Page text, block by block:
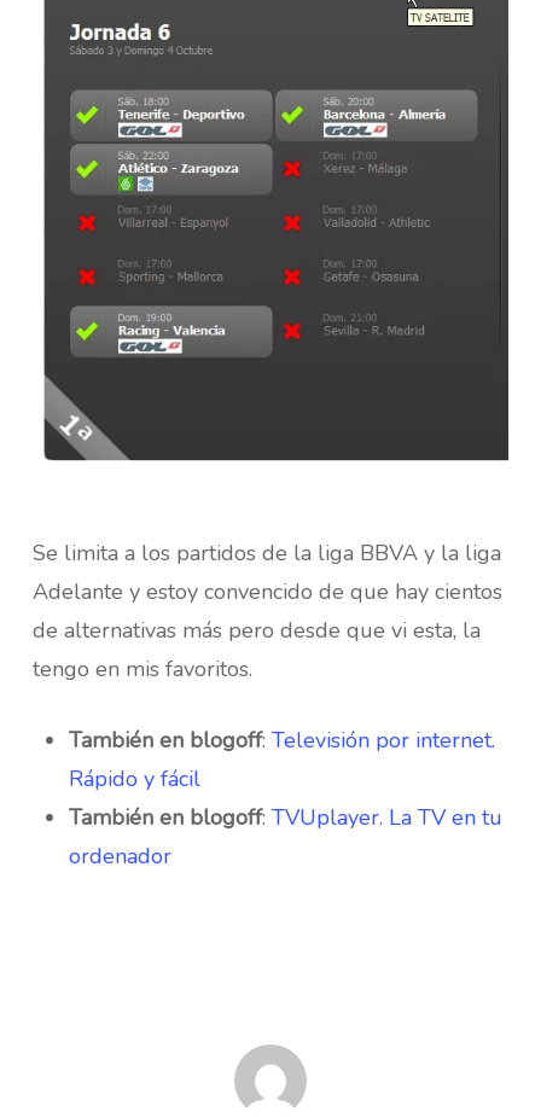
Se limita a los partidos de la liga BBVA y la liga
Adelante y estoy convencido de que hay cientos
de alternativas más pero desde que vi esta, la
tengo en mis favoritos.
También en blogoff: Televisión por internet.
Rápido y fácil
También en blogoff: TVUplayer. La TV en tu
ordenador